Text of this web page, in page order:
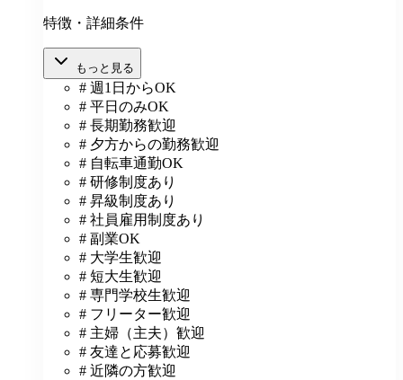
特徴・詳細条件
もっと見る
# 週1日からOK
# 平日のみOK
# 長期勤務歓迎
# 夕方からの勤務歓迎
# 自転車通勤OK
# 研修制度あり
# 昇級制度あり
# 社員雇用制度あり
# 副業OK
# 大学生歓迎
# 短大生歓迎
# 専門学校生歓迎
# フリーター歓迎
# 主婦（主夫）歓迎
# 友達と応募歓迎
# 近隣の方歓迎